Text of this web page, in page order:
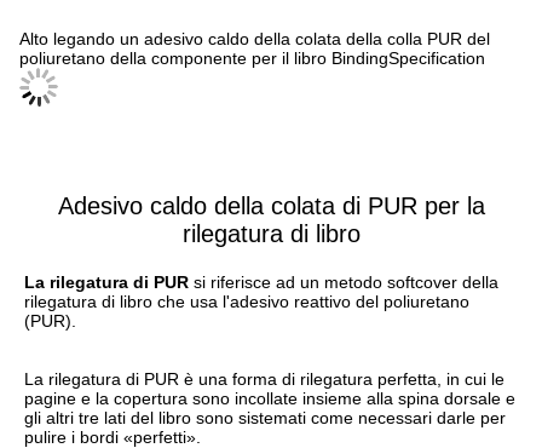
Alto legando un adesivo caldo della colata della colla PUR del
poliuretano della componente per il libro BindingSpecification
Adesivo caldo della colata di PUR per la
rilegatura di libro
La rilegatura di PUR si riferisce ad un metodo softcover della
rilegatura di libro che usa l'adesivo reattivo del poliuretano
(PUR).
La rilegatura di PUR è una forma di rilegatura perfetta, in cui le
pagine e la copertura sono incollate insieme alla spina dorsale e
gli altri tre lati del libro sono sistemati come necessari darle per
pulire i bordi «perfetti».